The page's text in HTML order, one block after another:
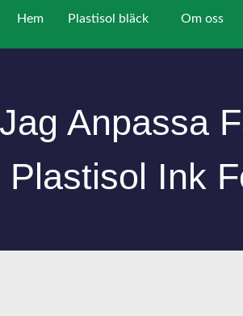
Hem Plastisol bläck Om oss
Anpassa
Plastisol Ink